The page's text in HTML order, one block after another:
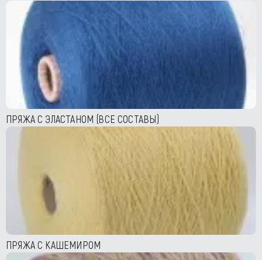
ПРЯЖА С ЭЛАСТАНОМ (ВСЕ СОСТАВЫ)
ПРЯЖА С КАШЕМИРОМ